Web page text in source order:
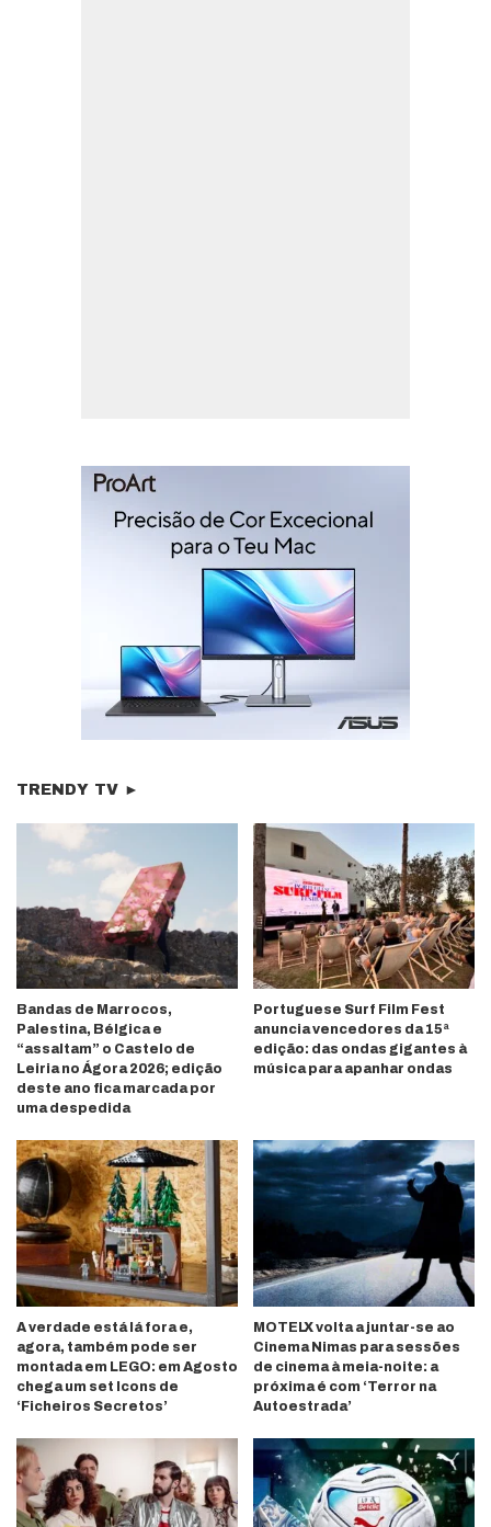
TRENDY TV ►
Bandas de Marrocos,
Palestina, Bélgica e
“assaltam” o Castelo de
Leiria no Ágora 2026; edição
deste ano fica marcada por
uma despedida
Portuguese Surf Film Fest
anuncia vencedores da 15ª
edição: das ondas gigantes à
música para apanhar ondas
A verdade está lá fora e,
agora, também pode ser
montada em LEGO: em Agosto
chega um set Icons de
‘Ficheiros Secretos’
MOTELX volta a juntar-se ao
Cinema Nimas para sessões
de cinema à meia-noite: a
próxima é com ‘Terror na
Autoestrada’